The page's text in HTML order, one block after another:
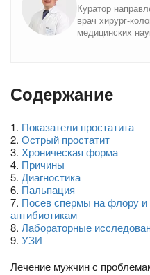
Куратор
врач хирург-
медицинских
Содержание
1. Показатели простатита
2. Острый простатит
3. Хроническая форма
4. Причины
5. Диагностика
6. Пальпация
7. Посев спермы на флору и
антибиотикам
8. Лабораторные
9. УЗИ
Лечение мужчин с